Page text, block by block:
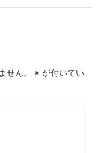
せん。 ※ が付いてい